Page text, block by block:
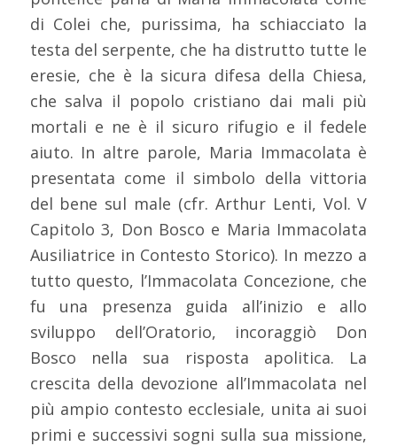
di Colei che, purissima, ha schiacciato la
testa del serpente, che ha distrutto tutte le
eresie, che è la sicura difesa della Chiesa,
che salva il popolo cristiano dai mali più
mortali e ne è il sicuro rifugio e il fedele
aiuto. In altre parole, Maria Immacolata è
presentata come il simbolo della vittoria
del bene sul male (cfr. Arthur Lenti, Vol. V
Capitolo 3, Don Bosco e Maria Immacolata
Ausiliatrice in Contesto Storico). In mezzo a
tutto questo, l’Immacolata Concezione, che
fu una presenza guida all’inizio e allo
sviluppo dell’Oratorio, incoraggiò Don
Bosco nella sua risposta apolitica. La
crescita della devozione all’Immacolata nel
più ampio contesto ecclesiale, unita ai suoi
primi e successivi sogni sulla sua missione,